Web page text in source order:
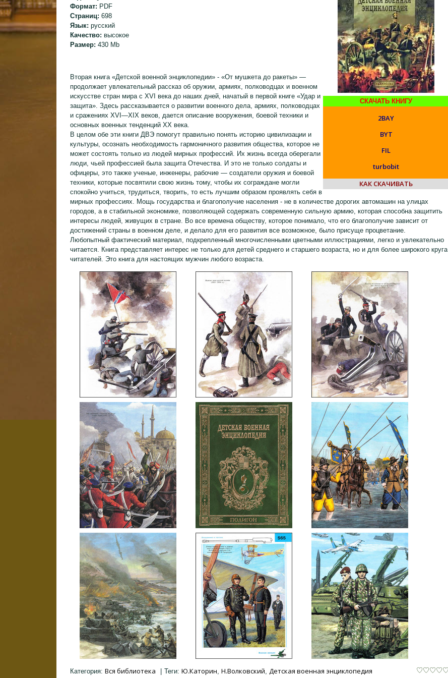
СКАЧАТЬ КНИГУ
2BAY
BYT
FIL
turbobit
КАК СКАЧИВАТЬ
Формат: PDF
Страниц: 698
Язык: русский
Качество: высокое
Размер: 430 Mb
Вторая книга «Детской военной энциклопедии» - «От мушкета до ракеты» —
продолжает увлекательный рассказ об оружии, армиях, полководцах и военном
искусстве стран мира с XVI века до наших дней, начатый в первой книге «Удар и
защита». Здесь рассказывается о развитии военного дела, армиях, полководцах
и сражениях XVI—XIX веков, дается описание вооружения, боевой техники и
основных военных тенденций XX века.
В целом обе эти книги ДВЭ помогут правильно понять историю цивилизации и
культуры, осознать необходимость гармоничного развития общества, которое не
может состоять только из людей мирных профессий. Их жизнь всегда оберегали
люди, чьей профессией была защита Отечества. И это не только солдаты и
офицеры, это также ученые, инженеры, рабочие — создатели оружия и боевой
техники, которые посвятили свою жизнь тому, чтобы их сограждане могли
спокойно учиться, трудиться, творить, то есть лучшим образом проявлять себя в
мирных профессиях. Мощь государства и благополучие населения - не в количестве дорогих автомашин на улицах
городов, а в стабильной экономике, позволяющей содержать современную сильную армию, которая способна защитить
интересы людей, живущих в стране. Во все времена обществу, которое понимало, что его благополучие зависит от
достижений страны в военном деле, и делало для его развития все возможное, было присуще процветание.
Любопытный фактический материал, подкрепленный многочисленными цветными иллюстрациями, легко и увлекательно
читается. Книга представляет интерес не только для детей среднего и старшего возраста, но и для более широкого круга
читателей. Это книга для настоящих мужчин любого возраста.
Категория: Вся библиотека Теги: Ю.Каторин, Н.Волковский, Детская военная энциклопедия